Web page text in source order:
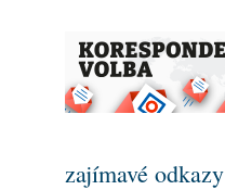
zajímavé odkazy